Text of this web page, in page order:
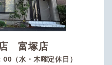
富塚店
（水・木曜定休日）